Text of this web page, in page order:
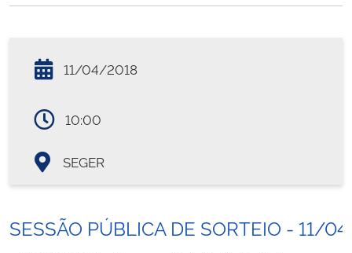
11/04/2018
10:00
SEGER
SESSÃO PÚBLICA DE SORTEIO - 11/